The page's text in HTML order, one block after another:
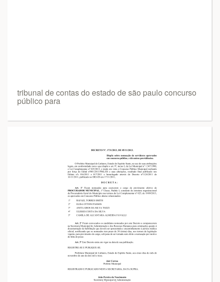
tribunal de contas do estado de são paulo concurso
público para